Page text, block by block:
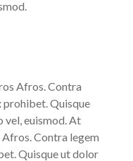
Afros. Contra
prohibet. Quisque
euismod. At
Contra legem
Quisque ut dolor